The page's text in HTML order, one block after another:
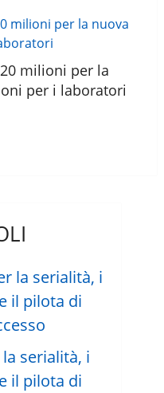
milioni per la
per i laboratori
serialità, i
il pilota di